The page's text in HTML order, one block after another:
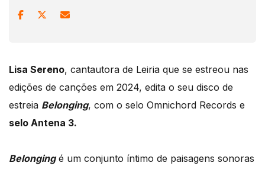
Lisa Sereno, cantautora de Leiria que se estreou nas
edições de canções em 2024, edita o seu disco de
estreia Belonging, com o selo Omnichord Records e
selo Antena 3.
Belongingé um conjunto íntimo de paisagens sonoras